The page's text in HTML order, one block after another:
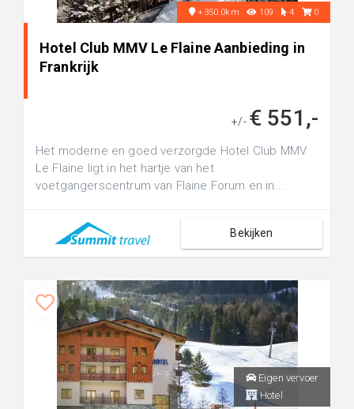
+350.0km 109 4 0
Hotel Club MMV Le Flaine Aanbieding in
Frankrijk
+/- € 551,-
Het moderne en goed verzorgde Hotel Club MMV
Le Flaine ligt in het hartje van het
voetgangerscentrum van Flaine Forum en in...
Bekijken
Eigen vervoer
Hotel